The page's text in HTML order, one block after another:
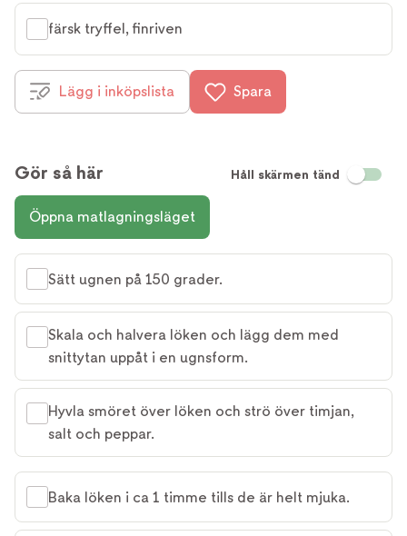
färsk tryffel, finriven
Lägg i inköpslista Spara
Gör så här Håll skärmen tänd
Öppna matlagningsläget
Sätt ugnen på 150 grader.
Skala och halvera löken och lägg dem med
snittytan uppåt i en ugnsform.
Hyvla smöret över löken och strö över timjan,
salt och peppar.
Baka löken i ca 1 timme tills de är helt mjuka.